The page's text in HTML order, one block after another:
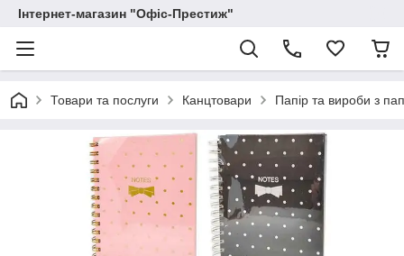
Інтернет-магазин "Офіс-Престиж"
Товари та послуги Канцтовари Папір та вироби з